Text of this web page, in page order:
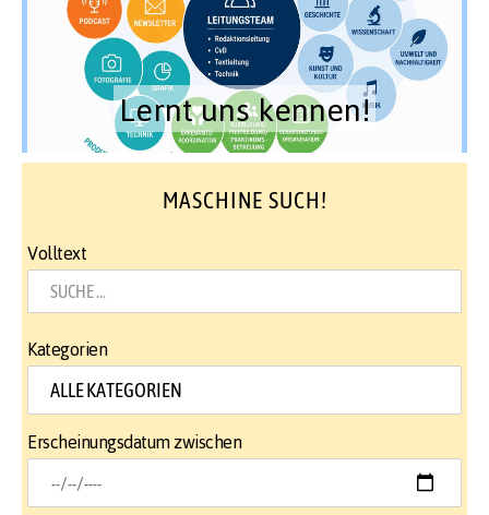
Lernt uns kennen!
MASCHINE SUCH!
Volltext
Kategorien
Erscheinungsdatum zwischen